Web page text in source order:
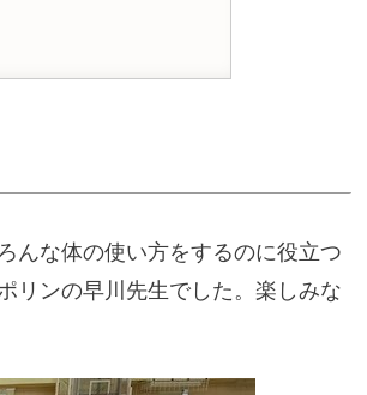
んな体の使い方をするのに役立つ
リンの早川先生でした。楽しみな